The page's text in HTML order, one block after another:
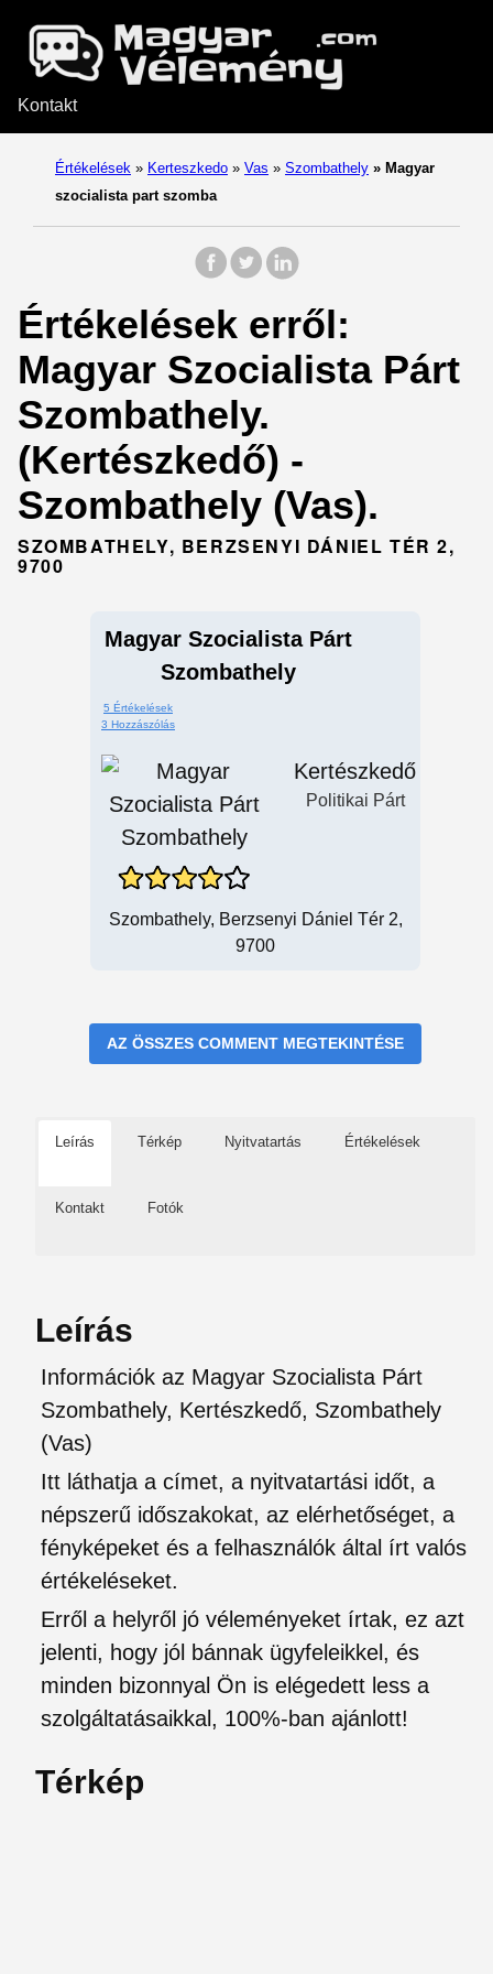
Kontakt
Értékelések » Kerteszkedo » Vas » Szombathely » Magyar
szocialista part szomba
Értékelések erről:
Magyar Szocialista Párt
Szombathely.
(Kertészkedő) -
Szombathely (Vas).
SZOMBATHELY, BERZSENYI DÁNIEL TÉR 2,
9700
Magyar Szocialista Párt
Szombathely
5 Értékelések
3 Hozzászólás
Kertészkedő
Politikai Párt
Szombathely, Berzsenyi Dániel Tér 2,
9700
AZ ÖSSZES COMMENT MEGTEKINTÉSE
Leírás Térkép Nyitvatartás Értékelések
Kontakt Fotók
Leírás
Információk az Magyar Szocialista Párt
Szombathely, Kertészkedő, Szombathely
(Vas)
Itt láthatja a címet, a nyitvatartási időt, a
népszerű időszakokat, az elérhetőséget, a
fényképeket és a felhasználók által írt valós
értékeléseket.
Erről a helyről jó véleményeket írtak, ez azt
jelenti, hogy jól bánnak ügyfeleikkel, és
minden bizonnyal Ön is elégedett less a
szolgáltatásaikkal, 100%-ban ajánlott!
Térkép